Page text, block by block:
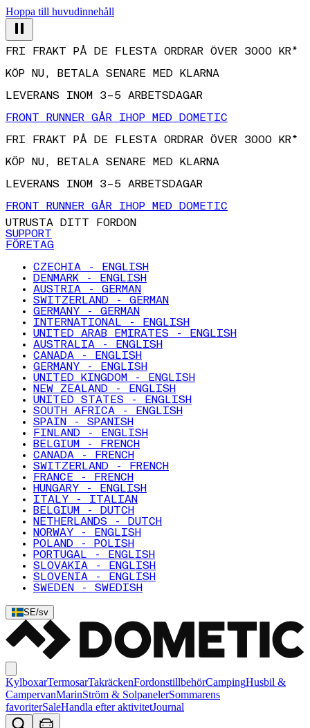
Hoppa till huvudinnehåll
FRI FRAKT PÅ DE FLESTA ORDRAR ÖVER 3000 KR*
KÖP NU, BETALA SENARE MED KLARNA
LEVERANS INOM 3–5 ARBETSDAGAR
FRONT RUNNER GÅR IHOP MED DOMETIC
FRI FRAKT PÅ DE FLESTA ORDRAR ÖVER 3000 KR*
KÖP NU, BETALA SENARE MED KLARNA
LEVERANS INOM 3–5 ARBETSDAGAR
FRONT RUNNER GÅR IHOP MED DOMETIC
UTRUSTA DITT FORDON
SUPPORT
FÖRETAG
CZECHIA - ENGLISH
DENMARK - ENGLISH
AUSTRIA - GERMAN
SWITZERLAND - GERMAN
GERMANY - GERMAN
INTERNATIONAL - ENGLISH
UNITED ARAB EMIRATES - ENGLISH
AUSTRALIA - ENGLISH
CANADA - ENGLISH
GERMANY - ENGLISH
UNITED KINGDOM - ENGLISH
NEW ZEALAND - ENGLISH
UNITED STATES - ENGLISH
SOUTH AFRICA - ENGLISH
SPAIN - SPANISH
FINLAND - ENGLISH
BELGIUM - FRENCH
CANADA - FRENCH
SWITZERLAND - FRENCH
FRANCE - FRENCH
HUNGARY - ENGLISH
ITALY - ITALIAN
BELGIUM - DUTCH
NETHERLANDS - DUTCH
NORWAY - ENGLISH
POLAND - POLISH
PORTUGAL - ENGLISH
SLOVAKIA - ENGLISH
SLOVENIA - ENGLISH
SWEDEN - SWEDISH
SE/sv
KylboxarTermosarTakräckenFordonstillbehörCampingHusbil &
CampervanMarinStröm & SolpanelerSommarens
favoriterSaleHandla efter aktivitetJournal